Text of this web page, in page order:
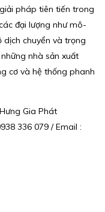
pháp tiên tiến trong
đại lượng như mô-
dịch chuyển và trọng
nhà sản xuất
cơ và hệ thống phanh
Gia Phát
336 079 / Email :